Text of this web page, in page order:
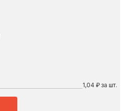
1,04 ₽ за шт.